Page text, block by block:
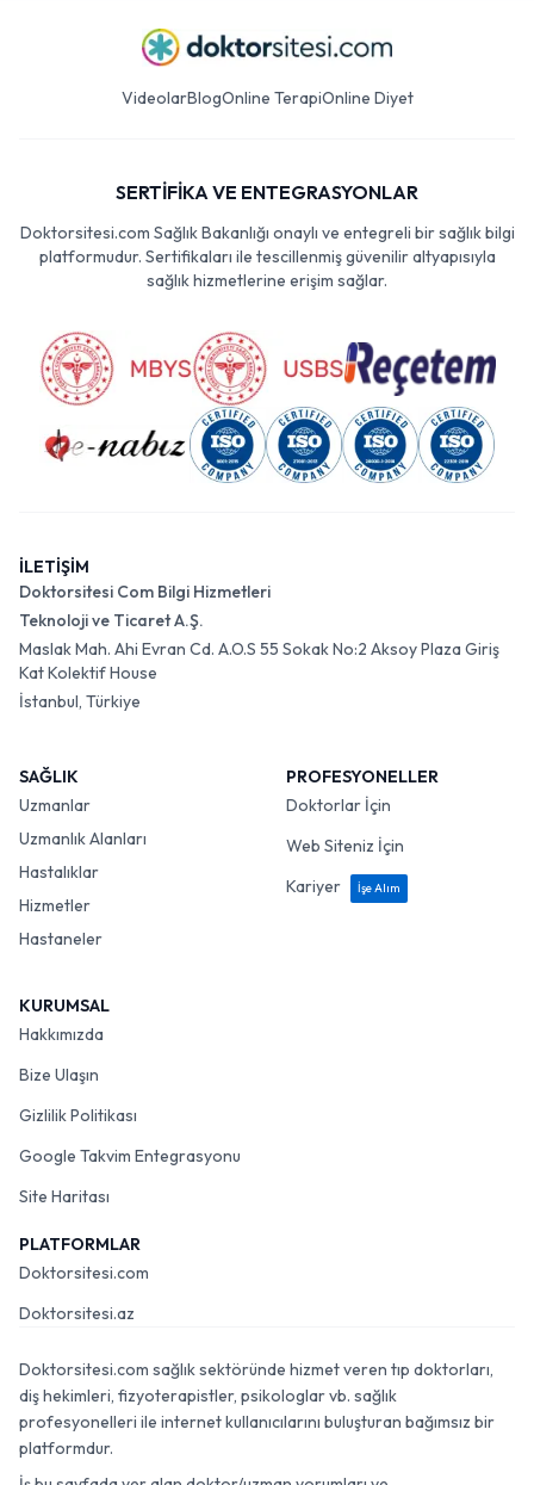
VideolarBlogOnline TerapiOnline Diyet
SERTİFİKA VE ENTEGRASYONLAR
Doktorsitesi.com Sağlık Bakanlığı onaylı ve entegreli bir sağlık bilgi
platformudur. Sertifikaları ile tescillenmiş güvenilir altyapısıyla
sağlık hizmetlerine erişim sağlar.
İLETİŞİM
Doktorsitesi Com Bilgi Hizmetleri
Teknoloji ve Ticaret A.Ş.
Maslak Mah. Ahi Evran Cd. A.O.S 55 Sokak No:2 Aksoy Plaza Giriş
Kat Kolektif House
İstanbul, Türkiye
SAĞLIK
Uzmanlar
Uzmanlık Alanları
Hastalıklar
Hizmetler
Hastaneler
PROFESYONELLER
Doktorlar İçin
Web Siteniz İçin
Kariyer
İşe Alım
KURUMSAL
Hakkımızda
Bize Ulaşın
Gizlilik Politikası
Google Takvim Entegrasyonu
Site Haritası
PLATFORMLAR
Doktorsitesi.com
Doktorsitesi.az
Doktorsitesi.com sağlık sektöründe hizmet veren tıp doktorları,
diş hekimleri, fizyoterapistler, psikologlar vb. sağlık
profesyonelleri ile internet kullanıcılarını buluşturan bağımsız bir
platformdur.